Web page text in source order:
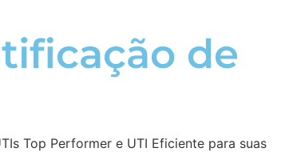
de
Top Performer e UTI Eficiente para suas